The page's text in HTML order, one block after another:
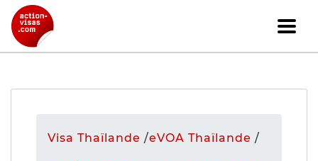
Visa Thaïlande /eVOA Thaïlande /